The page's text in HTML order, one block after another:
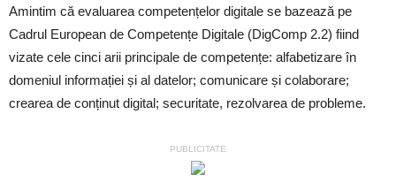
Amintim că evaluarea competențelor digitale se bazează pe
Cadrul European de Competențe Digitale (DigComp 2.2) fiind
vizate cele cinci arii principale de competențe: alfabetizare în
domeniul informației și al datelor; comunicare și colaborare;
crearea de conținut digital; securitate, rezolvarea de probleme.
PUBLICITATE